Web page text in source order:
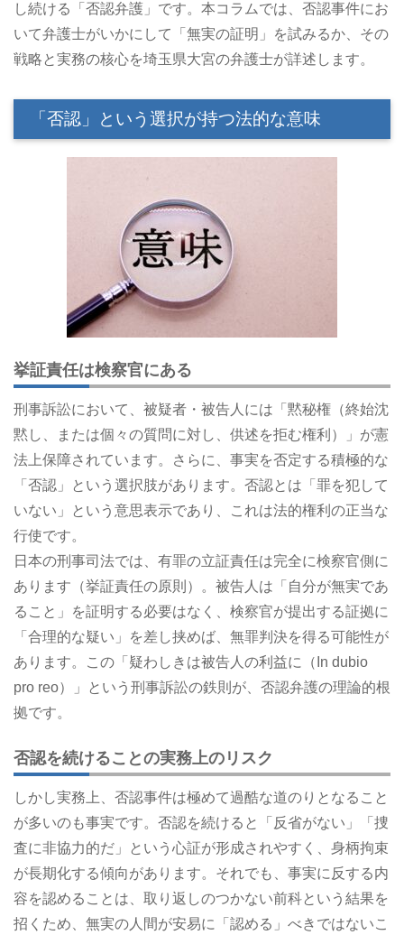
し続ける「否認弁護」です。本コラムでは、否認事件にお
いて弁護士がいかにして「無実の証明」を試みるか、その
戦略と実務の核心を埼玉県大宮の弁護士が詳述します。
「否認」という選択が持つ法的な意味
挙証責任は検察官にある
刑事訴訟において、被疑者・被告人には「黙秘権（終始沈
黙し、または個々の質問に対し、供述を拒む権利）」が憲
法上保障されています。さらに、事実を否定する積極的な
「否認」という選択肢があります。否認とは「罪を犯して
いない」という意思表示であり、これは法的権利の正当な
行使です。
日本の刑事司法では、有罪の立証責任は完全に検察官側に
あります（挙証責任の原則）。被告人は「自分が無実であ
ること」を証明する必要はなく、検察官が提出する証拠に
「合理的な疑い」を差し挟めば、無罪判決を得る可能性が
あります。この「疑わしきは被告人の利益に（In dubio
pro reo）」という刑事訴訟の鉄則が、否認弁護の理論的根
拠です。
否認を続けることの実務上のリスク
しかし実務上、否認事件は極めて過酷な道のりとなること
が多いのも事実です。否認を続けると「反省がない」「捜
査に非協力的だ」という心証が形成されやすく、身柄拘束
が長期化する傾向があります。それでも、事実に反する内
容を認めることは、取り返しのつかない前科という結果を
招くため、無実の人間が安易に「認める」べきではないこ